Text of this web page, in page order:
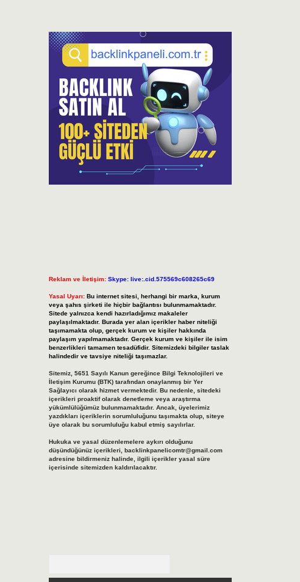
Reklam ve İletişim: Skype: live:.cid.575569c608265c69
Yasal Uyarı: Bu internet sitesi, herhangi bir marka, kurum
veya şahıs şirketi ile hiçbir bağlantısı bulunmamaktadır.
Sitede yalnızca kendi hazırladığımız makaleler
paylaşılmaktadır. Burada yer alan içerikler haber niteliği
taşımamakta olup, gerçek kurum ve kişiler hakkında
paylaşım yapılmamaktadır. Gerçek kurum ve kişiler ile isim
benzerlikleri tamamen tesadüfidir. Sitemizdeki bilgiler taslak
halindedir ve tavsiye niteliği taşımazlar.
Sitemiz, 5651 Sayılı Kanun gereğince Bilgi Teknolojileri ve
İletişim Kurumu (BTK) tarafından onaylanmış bir Yer
Sağlayıcı olarak hizmet vermektedir. Bu nedenle, sitedeki
içerikleri proaktif olarak denetleme veya araştırma
yükümlülüğümüz bulunmamaktadır. Ancak, üyelerimiz
yazdıkları içeriklerin sorumluluğunu taşımakta olup, siteye
üye olarak bu sorumluluğu kabul etmiş sayılırlar.
Hukuka ve yasal düzenlemelere aykırı olduğunu
düşündüğünüz içerikleri, backlinkpanelicomtr@gmail.com
adresine bildirmeniz halinde, ilgili içerikler yasal süre
içerisinde sitemizden kaldırılacaktır.